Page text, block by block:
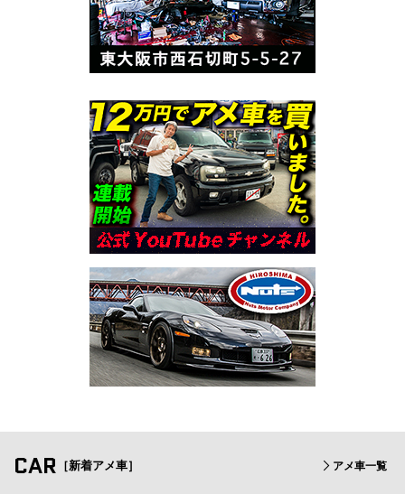
CAR ［新着アメ車］ アメ車一覧